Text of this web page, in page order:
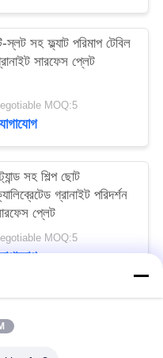
স্লট সহ ফ্ল্যাট পরিমাপ টেবিল
সারফেস প্লেট
MOQ:5
সহ শিল্প ছোট
গ্রানাইট পরিদর্শন
প্লেট
MOQ:5